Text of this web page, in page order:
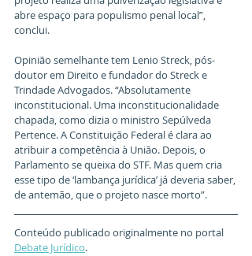
abre espaço para populismo penal local”,
conclui.
Opinião semelhante tem Lenio Streck, pós-
doutor em Direito e fundador do Streck e
Trindade Advogados. “Absolutamente
inconstitucional. Uma inconstitucionalidade
chapada, como dizia o ministro Sepúlveda
Pertence. A Constituição Federal é clara ao
atribuir a competência à União. Depois, o
Parlamento se queixa do STF. Mas quem cria
esse tipo de ‘lambança jurídica’ já deveria saber,
de antemão, que o projeto nasce morto”.
Conteúdo publicado originalmente no portal
Debate Jurídico.